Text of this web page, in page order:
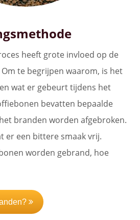
heeft grote invloed op de
te begrijpen waarom, is het
wat er gebeurt tijdens het
bevatten bepaalde
branden worden afgebroken.
er een bittere smaak vrij.
worden gebrand, hoe